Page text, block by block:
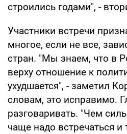
строились годами", -
Участники встречи
многое, если не все,
стран. "Мы знаем, что в
верху отношение к
ухудшается", - заметил
словам, это исправимо.
разговаривать. "Чем
чаще надо встречаться